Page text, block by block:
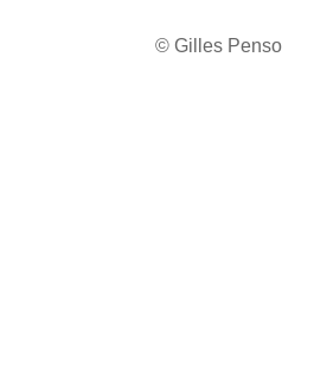
© Gilles Penso